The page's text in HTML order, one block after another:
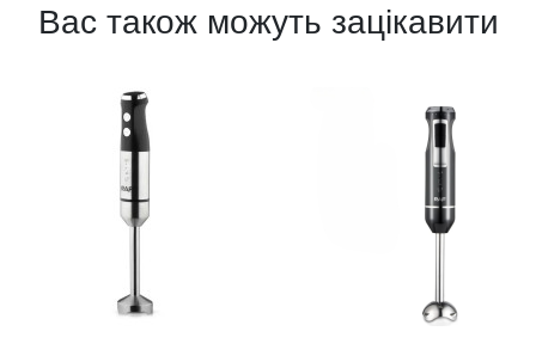
Вас також можуть зацікавити